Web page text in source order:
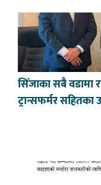
सिँजाका सबै वडामा
ट्रान्सफर्मर